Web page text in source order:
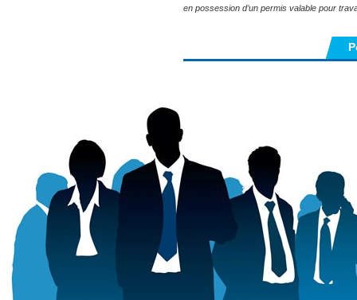
en possession d’un permis valable pour